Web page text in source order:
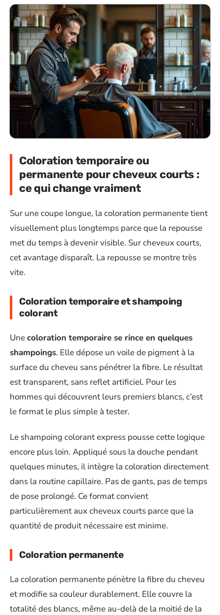
Coloration temporaire ou
permanente pour cheveux courts :
ce qui change vraiment
Sur une coupe longue, la coloration permanente tient
visuellement plus longtemps parce que la repousse
met du temps à devenir visible. Sur cheveux courts,
cet avantage disparaît. La repousse se montre très
vite.
Coloration temporaire et shampoing
colorant
Unecoloration temporaire se rince en quelques
shampoings. Elle dépose un voile de pigment à la
surface du cheveu sans pénétrer la fibre. Le résultat
est transparent, sans reflet artificiel. Pour les
hommes qui découvrent leurs premiers blancs, c’est
le format le plus simple à tester.
Le shampoing colorant express pousse cette logique
encore plus loin. Appliqué sous la douche pendant
quelques minutes, il intègre la coloration directement
dans la routine capillaire. Pas de gants, pas de temps
de pose prolongé. Ce format convient
particulièrement aux cheveux courts parce que la
quantité de produit nécessaire est minime.
Coloration permanente
La coloration permanente pénètre la fibre du cheveu
et modifie sa couleur durablement. Elle couvre la
totalité des blancs, même au-delà de la moitié de la